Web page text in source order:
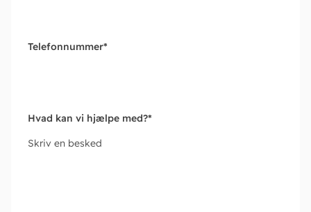
Telefonnummer*
Hvad kan vi hjælpe med?*
Skriv en besked